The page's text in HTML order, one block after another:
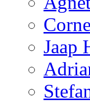
Jaap